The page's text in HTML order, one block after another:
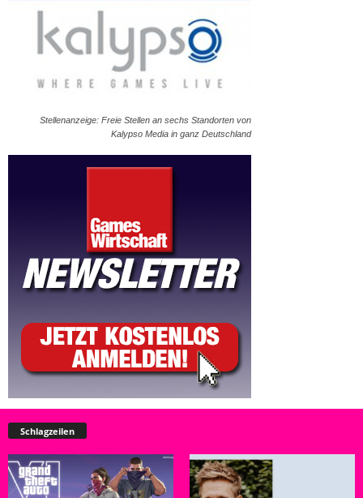
Stellenanzeige: Freie Stellen an sechs Standorten von
Kalypso Media in ganz Deutschland
Schlagzeilen